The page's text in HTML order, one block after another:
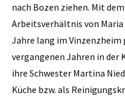
nach Bozen ziehen. Mit
Arbeitsverhältnis von Maria
Jahre lang im
vergangenen Jahren in der
ihre Schwester Martina
Küche bzw. als